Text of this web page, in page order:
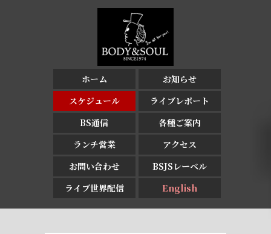
ホーム
お知らせ
スケジュール
ライブレポート
BS通信
各種ご案内
ランチ営業
アクセス
お問い合わせ
BSJSレーベル
ライブ世界配信
English